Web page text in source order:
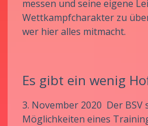
messen und seine eigene
Wettkampfcharakter zu
wer hier alles mitmacht.
Es gibt ein wenig
3. November 2020 Der BSV
Möglichkeiten eines